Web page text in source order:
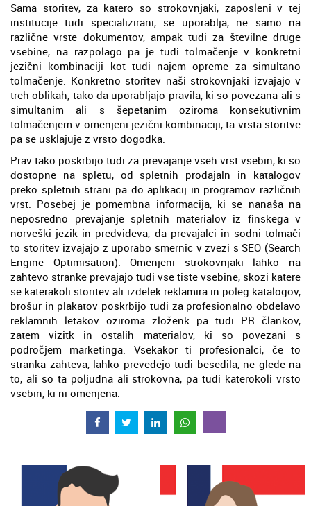
Sama storitev, za katero so strokovnjaki, zaposleni v tej
institucije tudi specializirani, se uporablja, ne samo na
različne vrste dokumentov, ampak tudi za številne druge
vsebine, na razpolago pa je tudi tolmačenje v konkretni
jezični kombinaciji kot tudi najem opreme za simultano
tolmačenje. Konkretno storitev naši strokovnjaki izvajajo v
treh oblikah, tako da uporabljajo pravila, ki so povezana ali s
simultanim ali s šepetanim oziroma konsekutivnim
tolmačenjem v omenjeni jezični kombinaciji, ta vrsta storitve
pa se usklajuje z vrsto dogodka.
Prav tako poskrbijo tudi za prevajanje vseh vrst vsebin, ki so
dostopne na spletu, od spletnih prodajaln in katalogov
preko spletnih strani pa do aplikacij in programov različnih
vrst. Posebej je pomembna informacija, ki se nanaša na
neposredno prevajanje spletnih materialov iz finskega v
norveški jezik in predvideva, da prevajalci in sodni tolmači
to storitev izvajajo z uporabo smernic v zvezi s SEO (Search
Engine Optimisation). Omenjeni strokovnjaki lahko na
zahtevo stranke prevajajo tudi vse tiste vsebine, skozi katere
se katerakoli storitev ali izdelek reklamira in poleg katalogov,
brošur in plakatov poskrbijo tudi za profesionalno obdelavo
reklamnih letakov oziroma zloženk pa tudi PR člankov,
zatem vizitk in ostalih materialov, ki so povezani s
področjem marketinga. Vsekakor ti profesionalci, če to
stranka zahteva, lahko prevedejo tudi besedila, ne glede na
to, ali so ta poljudna ali strokovna, pa tudi katerokoli vrsto
vsebin, ki ni omenjena.